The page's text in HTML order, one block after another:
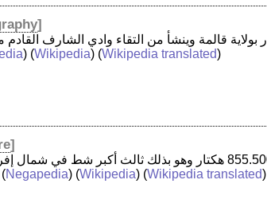
]
) (Wikipedia) (Wikipedia translated)
]
(Negapedia) (Wikipedia) (Wikipedia translated)